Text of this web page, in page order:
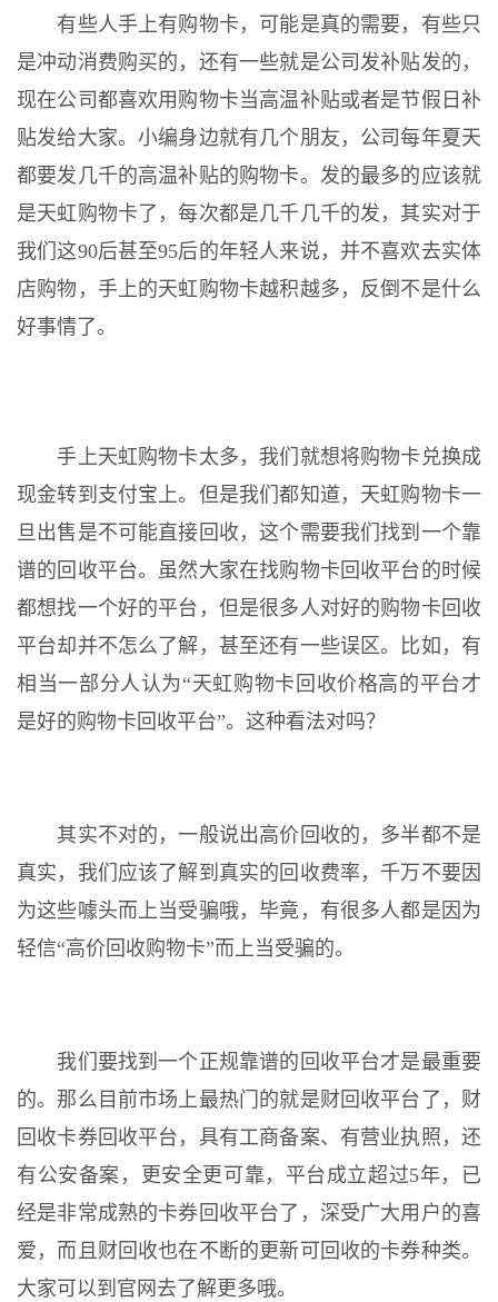
有些人手上有购物卡，可能是真的需要，有些只
是冲动消费购买的，还有一些就是公司发补贴发的，
现在公司都喜欢用购物卡当高温补贴或者是节假日补
贴发给大家。小编身边就有几个朋友，公司每年夏天
都要发几千的高温补贴的购物卡。发的最多的应该就
是天虹购物卡了，每次都是几千几千的发，其实对于
我们这90后甚至95后的年轻人来说，并不喜欢去实体
店购物，手上的天虹购物卡越积越多，反倒不是什么
好事情了。
手上天虹购物卡太多，我们就想将购物卡兑换成
现金转到支付宝上。但是我们都知道，天虹购物卡一
旦出售是不可能直接回收，这个需要我们找到一个靠
谱的回收平台。虽然大家在找购物卡回收平台的时候
都想找一个好的平台，但是很多人对好的购物卡回收
平台却并不怎么了解，甚至还有一些误区。比如，有
相当一部分人认为“天虹购物卡回收价格高的平台才
是好的购物卡回收平台”。这种看法对吗？
其实不对的，一般说出高价回收的，多半都不是
真实，我们应该了解到真实的回收费率，千万不要因
为这些噱头而上当受骗哦，毕竟，有很多人都是因为
轻信“高价回收购物卡”而上当受骗的。
我们要找到一个正规靠谱的回收平台才是最重要
的。那么目前市场上最热门的就是财回收平台了，财
回收卡券回收平台，具有工商备案、有营业执照，还
有公安备案，更安全更可靠，平台成立超过5年，已
经是非常成熟的卡券回收平台了，深受广大用户的喜
爱，而且财回收也在不断的更新可回收的卡券种类。
大家可以到官网去了解更多哦。